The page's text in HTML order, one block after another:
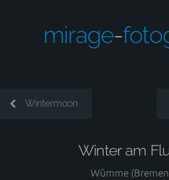
mirage-
Wintermoon
Winter am
Wümme